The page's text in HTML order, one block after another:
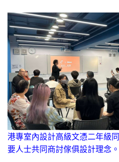
港專室內設計高級文憑二年級
要人士共同商討傢俱設計理念。